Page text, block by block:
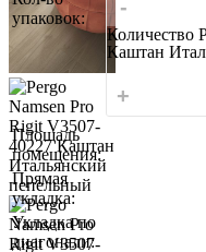
упаковок:
-
Количество
Каштан
+
Площадь
помещения:
Прямая
укладка:
Укладка по
диагонали: